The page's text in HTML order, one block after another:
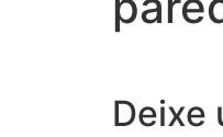
Deixe